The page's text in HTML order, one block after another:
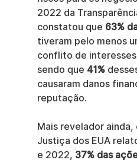
2022 da
constatou que 63%
tiveram pelo menos
conflito de
sendo que 41%
causaram danos
reputação.
Mais revelador
Justiça dos EUA
e 2022, 37% das